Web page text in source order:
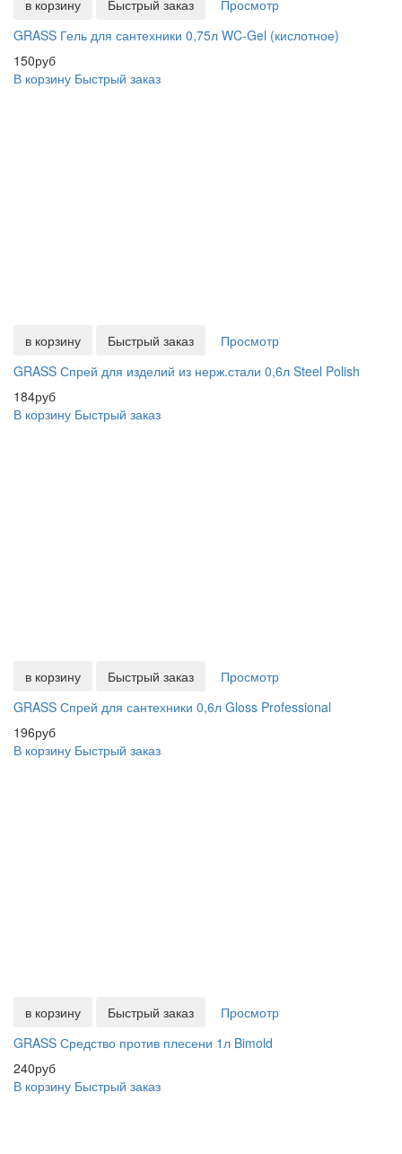
в корзину Быстрый заказ
Просмотр
GRASS Гель для сантехники 0,75л WC-Gel (кислотное)
150руб
В корзину Быстрый заказ
в корзину Быстрый заказ
Просмотр
GRASS Спрей для изделий из нерж.стали 0,6л Steel Polish
184руб
В корзину Быстрый заказ
в корзину Быстрый заказ
Просмотр
GRASS Спрей для сантехники 0,6л Gloss Professional
196руб
В корзину Быстрый заказ
в корзину Быстрый заказ
Просмотр
GRASS Средство против плесени 1л Bimold
240руб
В корзину Быстрый заказ